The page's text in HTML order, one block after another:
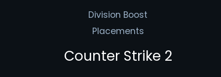
Division Boost
Placements
Counter Strike 2